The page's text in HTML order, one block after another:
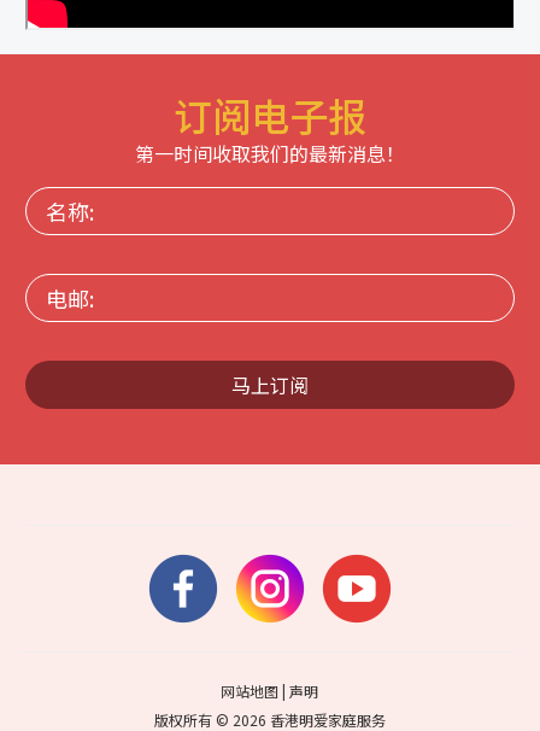
订阅电子报
第一时间收取我们的最新消息！
名
称:
电
邮:
马上订阅
网站地图 |声明
版权所有 © 2026 香港明爱家庭服务